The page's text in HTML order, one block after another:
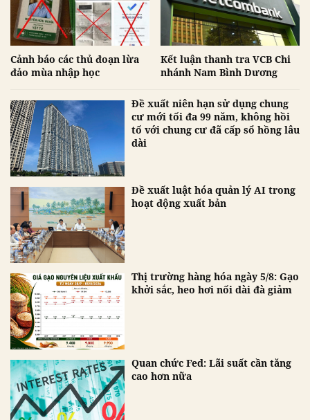
Cảnh báo các thủ đoạn lừa
đảo mùa nhập học
Kết luận thanh tra VCB Chi
nhánh Nam Bình Dương
Đề xuất niên hạn sử dụng chung
cư mới tối đa 99 năm, không hồi
tố với chung cư đã cấp sổ hồng lâu
dài
Đề xuất luật hóa quản lý AI trong
hoạt động xuất bản
Thị trường hàng hóa ngày 5/8: Gạo
khởi sắc, heo hơi nối dài đà giảm
Quan chức Fed: Lãi suất cần tăng
cao hơn nữa